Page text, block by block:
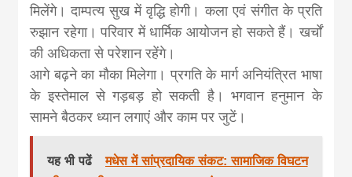
मिलेंगे। दाम्पत्य सुख में वृद्धि होगी। कला एवं संगीत के प्रति
रुझान रहेगा। परिवार में धार्मि‍क आयोजन हो सकते हैं। खर्चों
की अधिकता से परेशान रहेंगे।
आगे बढ़ने का मौका मिलेगा। प्रगति के मार्ग अनियंत्रित भाषा
के इस्तेमाल से गड़बड़ हो सकती है। भगवान हनुमान के
सामने बैठकर ध्यान लगाएं और काम पर जुटें।
यह भी पढें
मधेस में सांप्रदायिक संकट: सामाजिक विघटन